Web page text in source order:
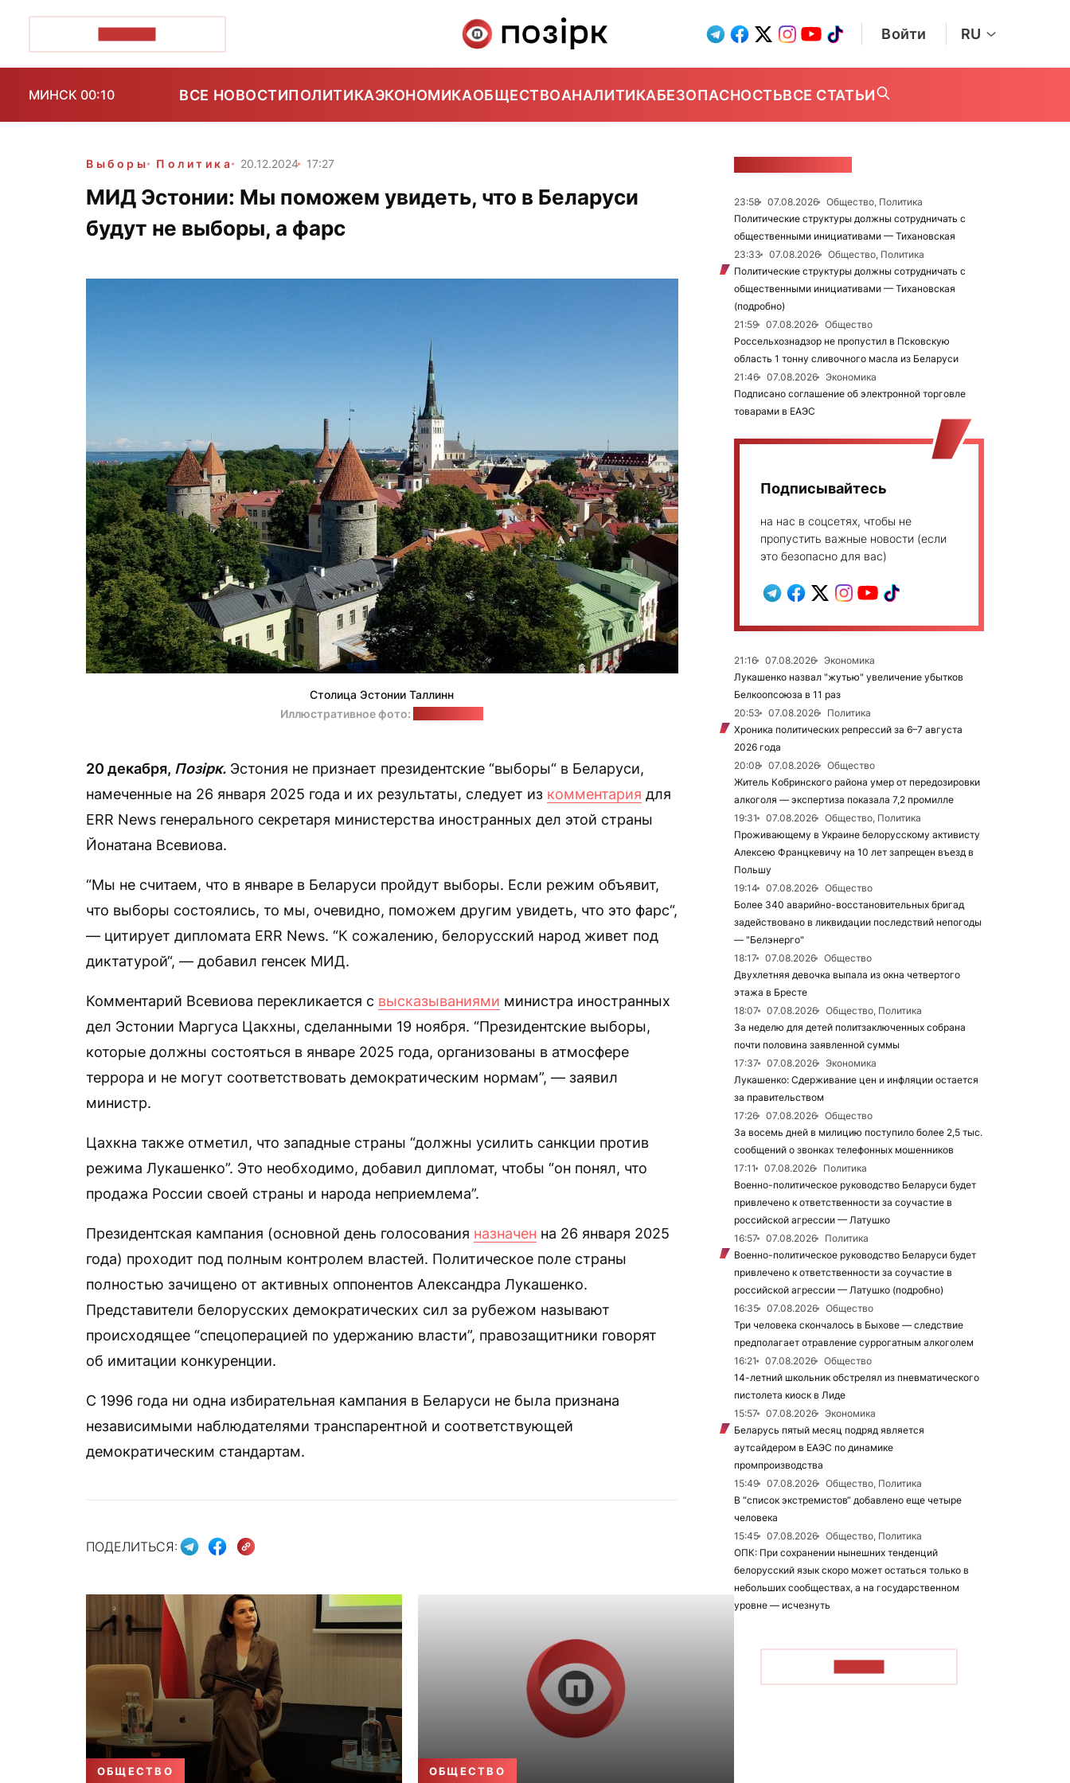
Войти RU
МИНСК 00:10 ВСЕ НОВОСТИПОЛИТИКАЭКОНОМИКАОБЩЕСТВОАНАЛИТИКАБЕЗОПАСНОСТЬВСЕ СТАТЬИ
Выборы Политика 20.12.2024 17:27
МИД Эстонии: Мы поможем увидеть, что в Беларуси
будут не выборы, а фарс
Столица Эстонии Таллинн
Иллюстративное фото:
20 декабря, Позірк. Эстония не признает президентские “выборы“ в Беларуси,
намеченные на 26 января 2025 года и их результаты, следует из комментария для
ERR News генерального секретаря министерства иностранных дел этой страны
Йонатана Всевиова.
“Мы не считаем, что в январе в Беларуси пройдут выборы. Если режим объявит,
что выборы состоялись, то мы, очевидно, поможем другим увидеть, что это фарс“,
— цитирует дипломата ERR News. “К сожалению, белорусский народ живет под
диктатурой“, — добавил генсек МИД.
Комментарий Всевиова перекликается с высказываниями министра иностранных
дел Эстонии Маргуса Цакхны, сделанными 19 ноября. “Президентские выборы,
которые должны состояться в январе 2025 года, организованы в атмосфере
террора и не могут соответствовать демократическим нормам”, — заявил
министр.
Цахкна также отметил, что западные страны “должны усилить санкции против
режима Лукашенко”. Это необходимо, добавил дипломат, чтобы “он понял, что
продажа России своей страны и народа неприемлема”.
Президентская кампания (основной день голосования назначен на 26 января 2025
года) проходит под полным контролем властей. Политическое поле страны
полностью зачищено от активных оппонентов Александра Лукашенко.
Представители белорусских демократических сил за рубежом называют
происходящее “спецоперацией по удержанию власти”, правозащитники говорят
об имитации конкуренции.
С 1996 года ни одна избирательная кампания в Беларуси не была признана
независимыми наблюдателями транспарентной и соответствующей
демократическим стандартам.
ПОДЕЛИТЬСЯ:
ОБЩЕСТВО ОБЩЕСТВО
23:58 07.08.2026
Общество, Политика
Политические структуры должны сотрудничать с
общественными инициативами — Тихановская
23:33
07.08.2026
Общество, Политика
Политические структуры должны сотрудничать с
общественными инициативами — Тихановская
(подробно)
21:59
07.08.2026
Общество
Россельхознадзор не пропустил в Псковскую
область 1 тонну сливочного масла из Беларуси
21:46
07.08.2026
Экономика
Подписано соглашение об электронной торговле
товарами в ЕАЭС
Подписывайтесь
на нас в соцсетях, чтобы не
пропустить важные новости (если
это безопасно для вас)
21:16 07.08.2026
Экономика
Лукашенко назвал "жутью" увеличение убытков
Белкоопсоюза в 11 раз
20:53
07.08.2026
Политика
Хроника политических репрессий за 6–7 августа
2026 года
20:08
07.08.2026
Общество
Житель Кобринского района умер от передозировки
алкоголя — экспертиза показала 7,2 промилле
19:31
07.08.2026
Общество, Политика
Проживающему в Украине белорусскому активисту
Алексею Францкевичу на 10 лет запрещен въезд в
Польшу
19:14
07.08.2026
Общество
Более 340 аварийно-восстановительных бригад
задействовано в ликвидации последствий непогоды
— "Белэнерго"
18:17
07.08.2026
Общество
Двухлетняя девочка выпала из окна четвертого
этажа в Бресте
18:07
07.08.2026
Общество, Политика
За неделю для детей политзаключенных собрана
почти половина заявленной суммы
17:37
07.08.2026
Экономика
Лукашенко: Сдерживание цен и инфляции остается
за правительством
17:26
07.08.2026
Общество
За восемь дней в милицию поступило более 2,5 тыс.
сообщений о звонках телефонных мошенников
17:11
07.08.2026
Политика
Военно-политическое руководство Беларуси будет
привлечено к ответственности за соучастие в
российской агрессии — Латушко
16:57
07.08.2026
Политика
Военно-политическое руководство Беларуси будет
привлечено к ответственности за соучастие в
российской агрессии — Латушко (подробно)
16:35
07.08.2026
Общество
Три человека скончалось в Быхове — следствие
предполагает отравление суррогатным алкоголем
16:21
07.08.2026
Общество
14-летний школьник обстрелял из пневматического
пистолета киоск в Лиде
15:57
07.08.2026
Экономика
Беларусь пятый месяц подряд является
аутсайдером в ЕАЭС по динамике
промпроизводства
15:49
07.08.2026
Общество, Политика
В “список экстремистов“ добавлено еще четыре
человека
15:45
07.08.2026
Общество, Политика
ОПК: При сохранении нынешних тенденций
белорусский язык скоро может остаться только в
небольших сообществах, а на государственном
уровне — исчезнуть